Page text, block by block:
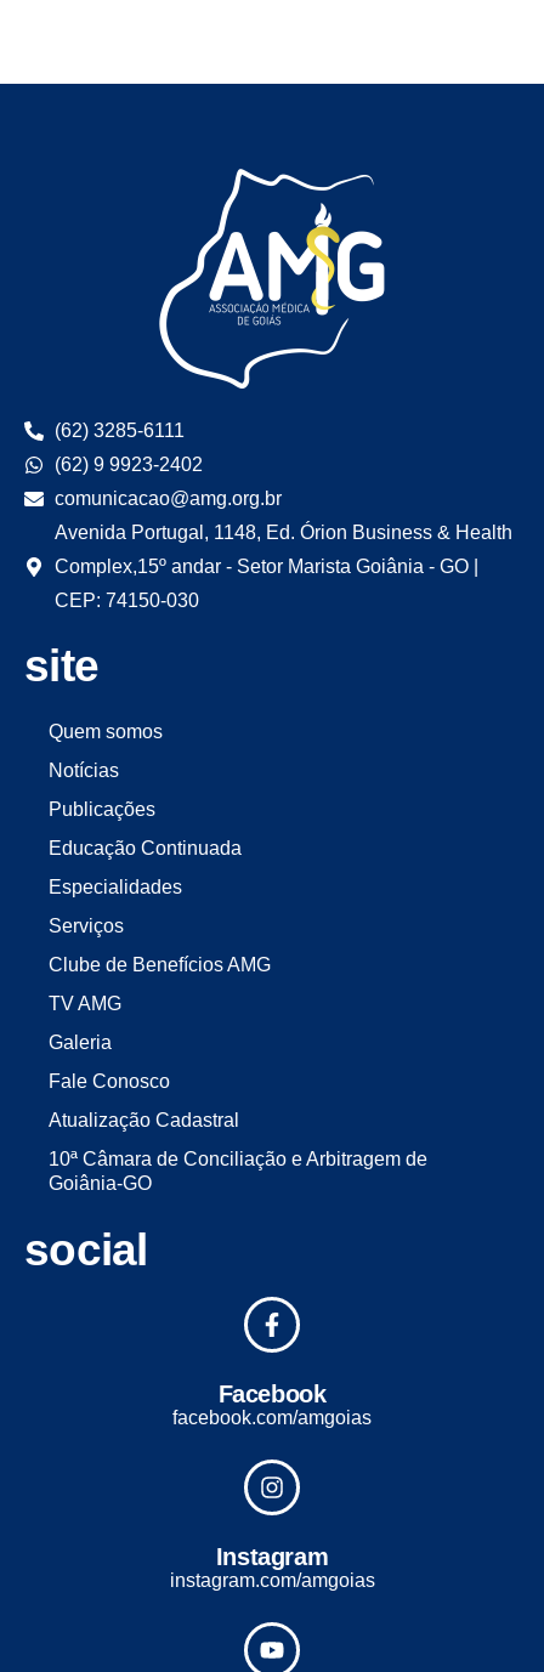
(62) 3285-6111
(62) 9 9923-2402
comunicacao@amg.org.br
Avenida Portugal, 1148, Ed. Órion Business & Health
Complex,15º andar - Setor Marista Goiânia - GO |
CEP: 74150-030
site
Quem somos
Notícias
Publicações
Educação Continuada
Especialidades
Serviços
Clube de Benefícios AMG
TV AMG
Galeria
Fale Conosco
Atualização Cadastral
10ª Câmara de Conciliação e Arbitragem de
Goiânia-GO
social
Facebook
facebook.com/amgoias
Instagram
instagram.com/amgoias